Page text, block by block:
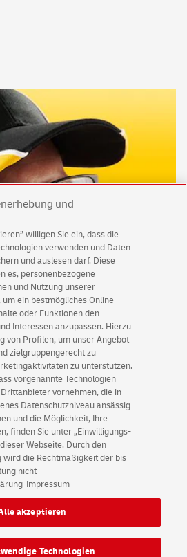
über Mindestlohn und ein
wie du bist.
Hinweise
Datenschutz
Einstellungen
und
willigen Sie ein, dass die
verwenden und Daten
und auslesen darf. Diese
es, personenbezogene
und Nutzung unserer
ein bestmögliches Online-
oder Funktionen den
Interessen anzupassen. Hierzu
von Profilen, um unser Angebot
zielgruppengerecht zu
zu unterstützen.
vorgenannte Technologien
vornehmen, die in
Datenschutzniveau ansässig
und die Möglichkeit, Ihre
finden Sie unter „Einwilligungs-
Webseite. Durch den
wird die Rechtmäßigkeit der bis
nicht
Impressum
Technologien
akzeptieren